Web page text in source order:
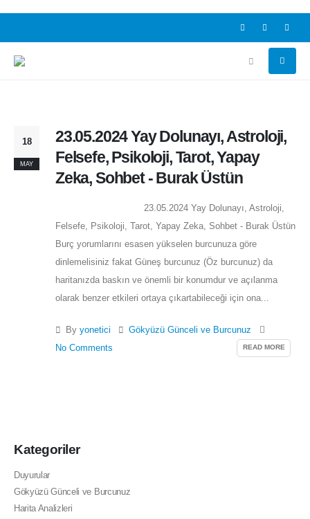
18
MAY
23.05.2024 Yay Dolunayı, Astroloji,
Felsefe, Psikoloji, Tarot, Yapay
Zeka, Sohbet - Burak Üstün
23.05.2024 Yay Dolunayı, Astroloji,
Felsefe, Psikoloji, Tarot, Yapay Zeka, Sohbet - Burak Üstün
Burç yorumlarını esasen yükselen burcunuza göre
dinlemelisiniz fakat Güneş burcunuz (Öz burcunuz) da
haritanızda baskın ve önemli bir konumdur ve açılanma
olarak benzer etkileri ortaya çıkartabileceği için ona...
By yonetici
Gökyüzü Günceli ve Burcunuz
No Comments
READ MORE
Kategoriler
Duyurular
Gökyüzü Günceli ve Burcunuz
Harita Analizleri